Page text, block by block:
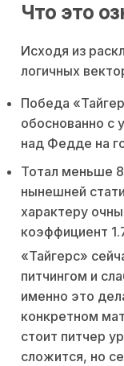
Что это
Исходя из
логичных
Победа
обоснованно с
над Федде на
Тотал меньше
нынешней
характеру
коэффициент
«Тайгерс»
питчингом и
именно это
конкретном
стоит питчер
сложится, но